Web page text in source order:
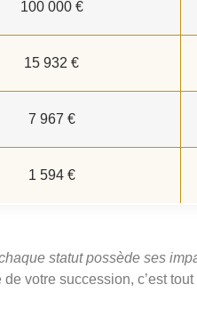
100 000 €
15 932 €
7 967 €
1 594 €
statut possède ses
votre succession, c’est